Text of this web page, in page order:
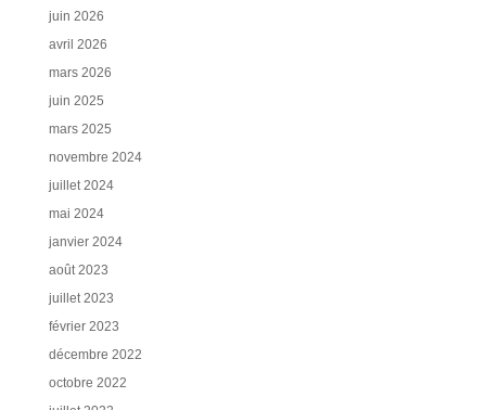
juin 2026
avril 2026
mars 2026
juin 2025
mars 2025
novembre 2024
juillet 2024
mai 2024
janvier 2024
août 2023
juillet 2023
février 2023
décembre 2022
octobre 2022